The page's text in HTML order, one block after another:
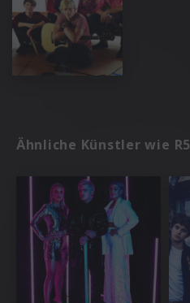
Ähnliche Künstler wie R5